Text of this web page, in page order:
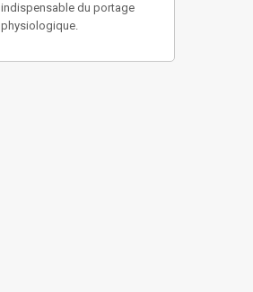
indispensable du portage
physiologique.